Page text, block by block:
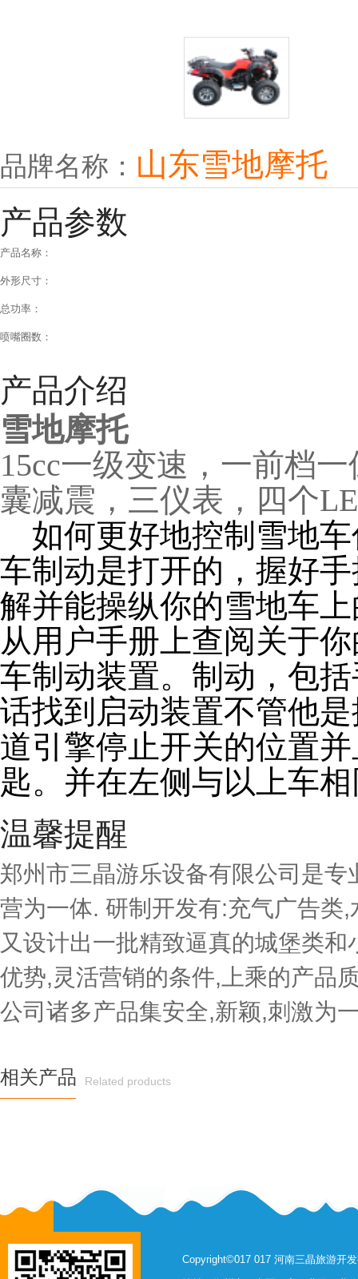
品牌名称： 山东雪地摩托
产品参数
产品名称：
外形尺寸：
总功率：
喷嘴圈数：
产品介绍
雪地摩托
15cc一级变速，一前档一
囊减震，三仪表，四个
如何更好地控制雪地车
车制动是打开的，握好
解并能操纵你的雪地车
从用户手册上查阅关于
车制动装置。制动，包
话找到启动装置不管他
道引擎停止开关的位置
匙。并在左侧与以上车
温馨提醒
郑州市三晶游乐设备有限公司是
营为一体. 研制开发有:充气广告类
又设计出一批精致逼真的城堡类
优势,灵活营销的条件,上乘的产品
公司诸多产品集安全,新颖,刺激为
相关产品 Related products
Copyright©017 017 河南三晶旅游开